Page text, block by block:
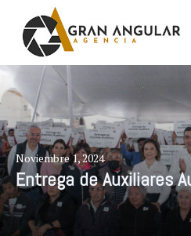
Noviembre 1, 2024
Entrega de Auxiliares